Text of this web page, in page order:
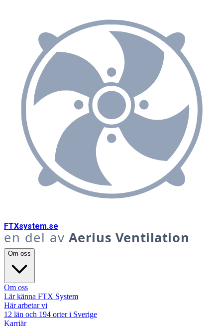
FTXsystem.se
en del av Aerius Ventilation
Om oss
Om oss
Lär känna FTX System
Här arbetar vi
12 län och 194 orter i Sverige
Karriär